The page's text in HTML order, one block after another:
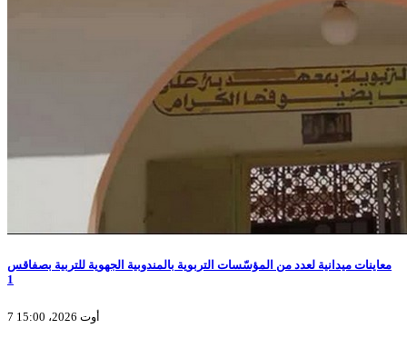
معاينات ميدانية لعدد من المؤسّسات التربوية بالمندوبية الجهوية للتربية بصفاقس
1
7 أوت 2026، 15:00